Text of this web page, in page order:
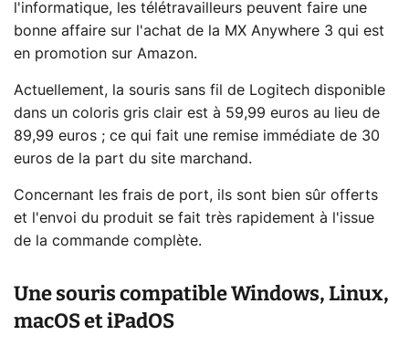
l'informatique, les télétravailleurs peuvent faire une
bonne affaire sur l'achat de la MX Anywhere 3 qui est
en promotion sur Amazon.
Actuellement, la souris sans fil de Logitech disponible
dans un coloris gris clair est à 59,99 euros au lieu de
89,99 euros ; ce qui fait une remise immédiate de 30
euros de la part du site marchand.
Concernant les frais de port, ils sont bien sûr offerts
et l'envoi du produit se fait très rapidement à l'issue
de la commande complète.
Une souris compatible Windows, Linux,
macOS et iPadOS